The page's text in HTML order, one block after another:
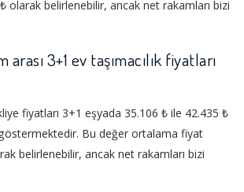
olarak belirlenebilir, ancak net rakamları bizi
3+1 ev taşımacılık fiyatları
fiyatları 3+1 eşyada 35.106 ₺ ile 42.435 ₺
Bu değer ortalama fiyat
belirlenebilir, ancak net rakamları bizi